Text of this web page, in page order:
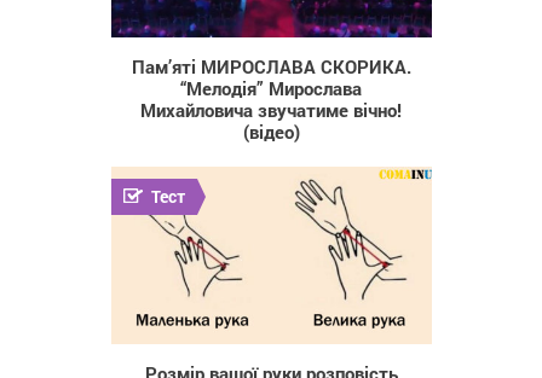
14 737
Пам’яті МИРОСЛАВА СКОРИКА.
“Мелодія” Мирослава
Михайловича звучатиме вічно!
(відео)
87 924
Тест